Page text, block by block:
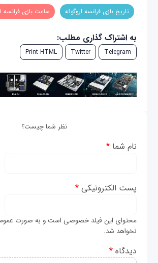
تاریخ بازی‌ فرانسه اروگوئه ساعت بازی‌ فرانسه
به اشتراک گذاری مطلب:
Telegram
Twitter
Print HTML
نظر شما چیست؟
نام شما*
پست الکترونیکی*
محتوای این فیلد خصوصی است و به صورت
نخواهد شد.
دیدگاه*